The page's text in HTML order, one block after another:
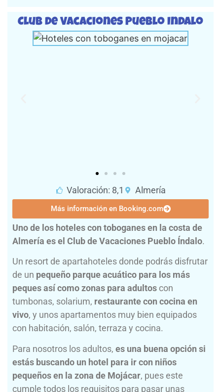
Club de Vacaciones Pueblo Indalo
Valoración: 8,1 Almería
Más información en Booking.com
Uno de los hoteles con toboganes en la costa de
Almería es el Club de Vacaciones Pueblo Índalo.
Un resort de apartahoteles donde podrás disfrutar
de un pequeño parque acuático para los más
peques así como zonas para adultos con
tumbonas, solarium, restaurante con cocina en
vivo, y unos apartamentos muy bien equipados
con habitación, salón, terraza y cocina.
Para nosotros los adultos, es una buena opción si
estás buscando un hotel para ir con niños
pequeños en la zona de Mojácar, pues este
cumple todos los requisitos para pasar unas